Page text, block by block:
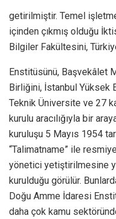
getirilmiştir. Temel
içinden çıkmış olduğu
Bilgiler Fakültesini,
Enstitüsünü, Başvekâlet
Birliğini, İstanbul Yüksek
Teknik Üniversite ve 27
kurulu aracılığıyla bir
kuruluşu 5 Mayıs 1954
“Talimatname” ile
yönetici yetiştirilmesine
kurulduğu görülür.
Doğu Amme İdaresi
daha çok kamu